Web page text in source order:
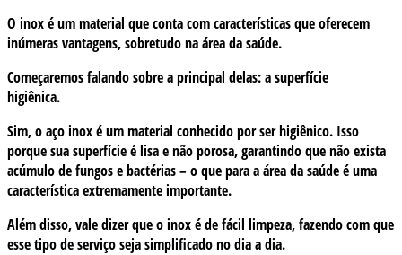
O inox é um material que conta com características que oferecem
inúmeras vantagens, sobretudo na área da saúde.
Começaremos falando sobre a principal delas: a superfície
higiênica.
Sim, o aço inox é um material conhecido por ser higiênico. Isso
porque sua superfície é lisa e não porosa, garantindo que não exista
acúmulo de fungos e bactérias – o que para a área da saúde é uma
característica extremamente importante.
Além disso, vale dizer que o inox é de fácil limpeza, fazendo com que
esse tipo de serviço seja simplificado no dia a dia.